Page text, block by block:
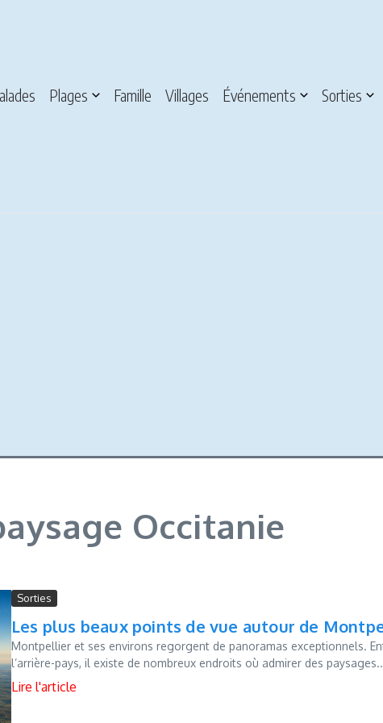
Plages Famille Villages Événements Sorties
Occitanie
Sorties
Les plus beaux points de vue autour de
Montpellier et ses environs regorgent de panoramas exceptionnels.
l’arrière-pays, il existe de nombreux endroits où admirer des